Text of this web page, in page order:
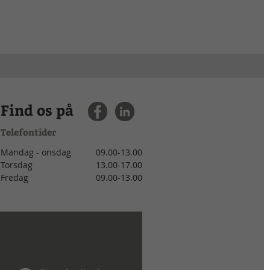
Find os på
Telefontider
Mandag - onsdag
09.00-13.00
Torsdag
13.00-17.00
Fredag
09.00-13.00